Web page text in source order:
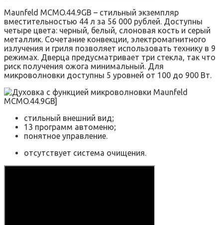
Maunfeld MCMO.44.9GB – стильный экземпляр
вместительностью 44 л за 56 000 рублей. Доступны
четыре цвета: черный, белый, слоновая кость и серый
металлик. Сочетание конвекции, электромагнитного
излучения и гриля позволяет использовать технику в 9
режимах. Дверца предусматривает три стекла, так что
риск получения ожога минимальный. Для
микроволновки доступны 5 уровней от 100 до 900 Вт.
стильный внешний вид;
13 программ автоменю;
понятное управление.
отсутствует система очищения.